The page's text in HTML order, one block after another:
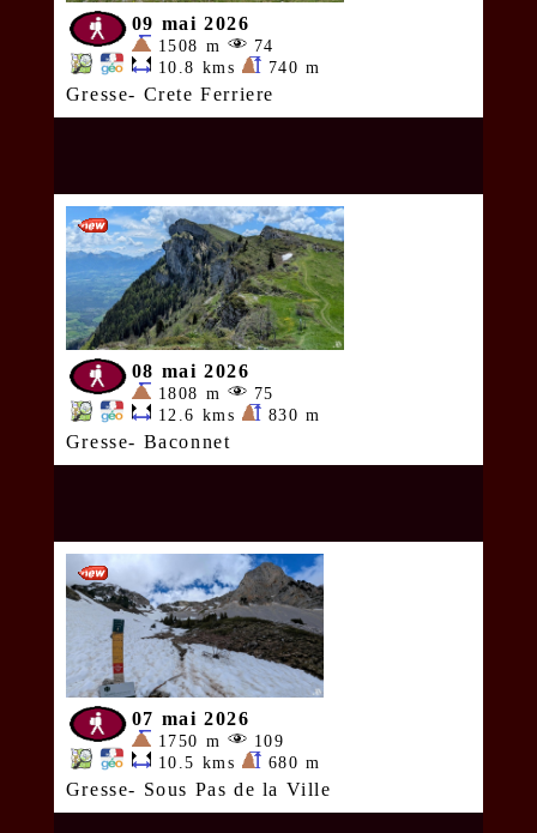
09 mai 2026
1508 m
74
10.8 kms
740 m
Gresse- Crete Ferriere
08 mai 2026
1808 m
75
12.6 kms
830 m
Gresse- Baconnet
07 mai 2026
1750 m
109
10.5 kms
680 m
Gresse- Sous Pas de la Ville